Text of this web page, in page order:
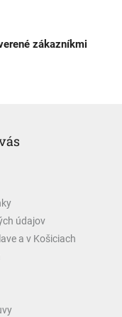
zákazníkmi
údajov
a v Košiciach